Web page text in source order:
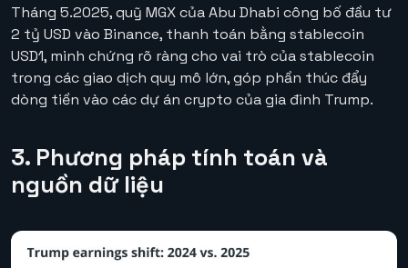
Tháng 5.2025, quỹ MGX của Abu Dhabi công bố đầu tư
2 tỷ USD vào Binance, thanh toán bằng stablecoin
USD1, minh chứng rõ ràng cho vai trò của stablecoin
trong các giao dịch quy mô lớn, góp phần thúc đẩy
dòng tiền vào các dự án crypto của gia đình Trump.
3. Phương pháp tính toán và
nguồn dữ liệu